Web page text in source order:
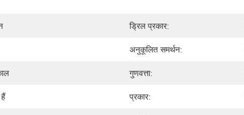
ड्रिल प्रकार:
अनुकूलित समर्थन:
गुणवत्ता:
प्रकार: